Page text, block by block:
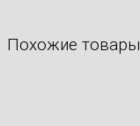
Похожие товары